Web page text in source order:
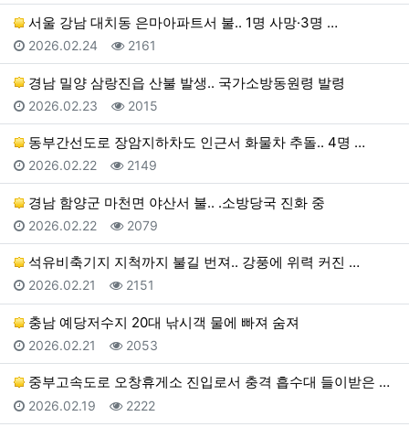
서울 강남 대치동 은마아파트서 불.. 1명 사망·3명 …
등록일
2026.02.24 조회
2161
경남 밀양 삼랑진읍 산불 발생.. 국가소방동원령 발령
등록일
2026.02.23 조회
2015
동부간선도로 장암지하차도 인근서 화물차 추돌.. 4명 …
등록일
2026.02.22 조회
2149
경남 함양군 마천면 야산서 불.. .소방당국 진화 중
등록일
2026.02.22 조회
2079
석유비축기지 지척까지 불길 번져.. 강풍에 위력 커진 …
등록일
2026.02.21 조회
2151
충남 예당저수지 20대 낚시객 물에 빠져 숨져
등록일
2026.02.21 조회
2053
중부고속도로 오창휴게소 진입로서 충격 흡수대 들이받은 …
등록일
2026.02.19 조회
2222